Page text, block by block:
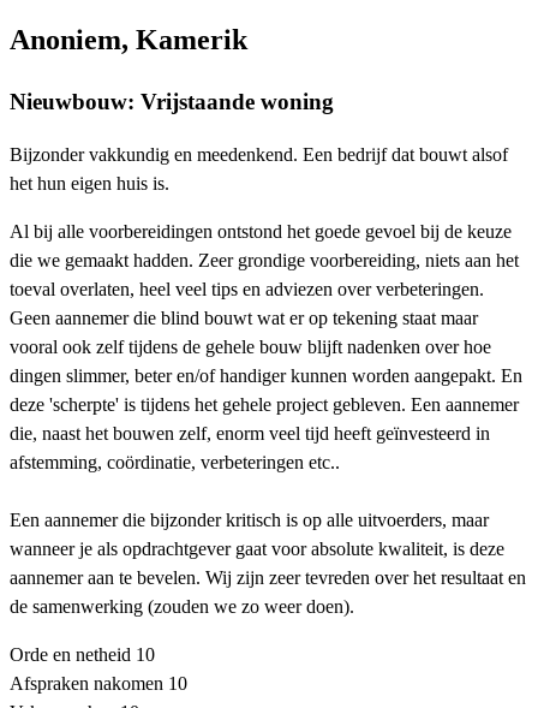
Anoniem, Kamerik
Nieuwbouw: Vrijstaande woning
Bijzonder vakkundig en meedenkend. Een bedrijf dat bouwt alsof
het hun eigen huis is.
Al bij alle voorbereidingen ontstond het goede gevoel bij de keuze
die we gemaakt hadden. Zeer grondige voorbereiding, niets aan het
toeval overlaten, heel veel tips en adviezen over verbeteringen.
Geen aannemer die blind bouwt wat er op tekening staat maar
vooral ook zelf tijdens de gehele bouw blijft nadenken over hoe
dingen slimmer, beter en/of handiger kunnen worden aangepakt. En
deze 'scherpte' is tijdens het gehele project gebleven. Een aannemer
die, naast het bouwen zelf, enorm veel tijd heeft geïnvesteerd in
afstemming, coördinatie, verbeteringen etc..
Een aannemer die bijzonder kritisch is op alle uitvoerders, maar
wanneer je als opdrachtgever gaat voor absolute kwaliteit, is deze
aannemer aan te bevelen. Wij zijn zeer tevreden over het resultaat en
de samenwerking (zouden we zo weer doen).
Orde en netheid 10
Afspraken nakomen 10